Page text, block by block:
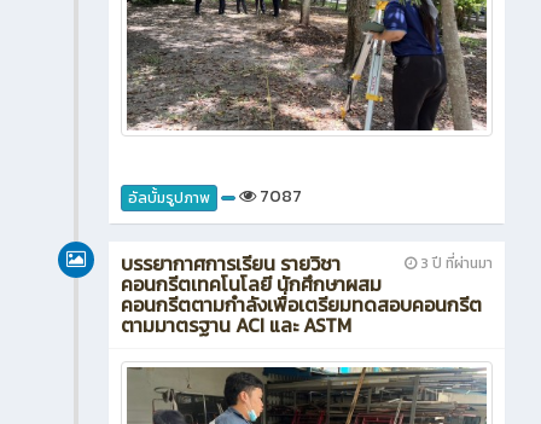
อัลบั้มรูปภาพ 7087
3 ปี ที่ผ่านมา
บรรยากาศการเรียน รายวิชา
คอนกรีตเทคโนโลยี นักศึกษาผสม
คอนกรีตตามกำลังเพื่อเตรียมทดสอบคอนกรีต
ตามมาตรฐาน ACI และ ASTM